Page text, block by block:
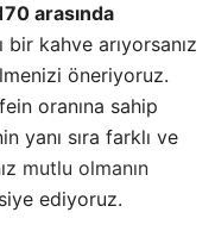
arasında
kahve arıyorsanız
öneriyoruz.
oranına sahip
yanı sıra farklı ve
mutlu olmanın
ediyoruz.